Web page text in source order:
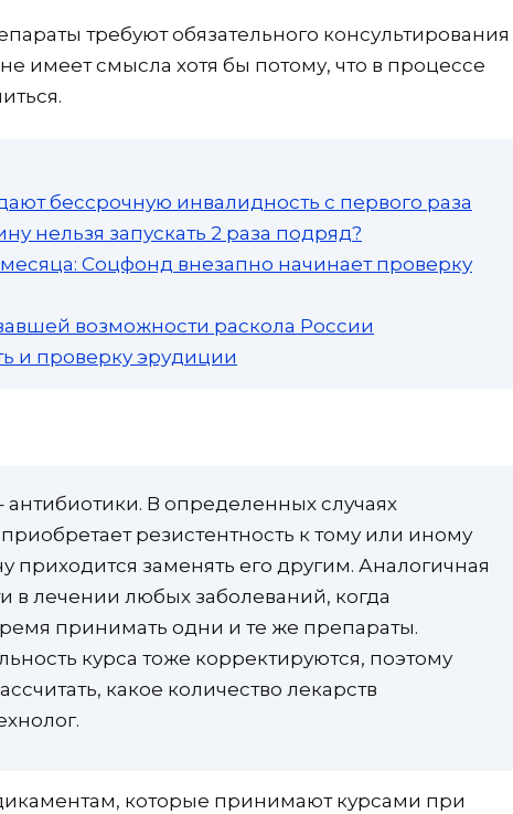
требуют обязательного консультирования
имеет смысла хотя бы потому, что в процессе
бессрочную инвалидность с первого раза
нельзя запускать 2 раза подряд?
Соцфонд внезапно начинает проверку
возможности раскола России
и проверку эрудиции
В определенных случаях
резистентность к тому или иному
приходится заменять его другим. Аналогичная
в лечении любых заболеваний, когда
принимать одни и те же препараты.
курса тоже корректируются, поэтому
какое количество лекарств
которые принимают курсами при